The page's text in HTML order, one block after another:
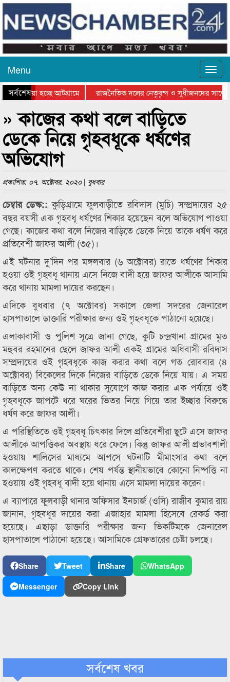
Menu
সর্বশেষ
যাওয়া হচ্ছে আটগ্রামে
রাজনৈতিক দলের নেতৃবৃন্দ ও সুধীজনদের সাথে
সিলেটে বাংলাদেশ গ্রুপ থিয়েটার
» কাজের কথা বলে বাড়িতে
ডেকে নিয়ে গৃহবধূকে ধর্ষণের
অভিযোগ
প্রকাশিত: ০৭. অক্টোবর. ২০২০ | বুধবার
চেম্বার ডেস্ক::কুড়িগ্রামে ফুলবাড়ীতে রবিদাস (মুচি) সম্প্রদায়ের ২৫
বছর বয়সী এক গৃহবধূ ধর্ষণের শিকার হয়েছেন বলে অভিযোগ পাওয়া
গেছে। কাজের কথা বলে নিজের বাড়িতে ডেকে নিয়ে তাকে ধর্ষণ করে
প্রতিবেশী জাফর আলী (৩৫)।
এই ঘটনার দু’দিন পর মঙ্গলবার (৬ অক্টোবর) রাতে ধর্ষণের শিকার
হওয়া ওই গৃহবধূ থানায় এসে নিজে বাদী হয়ে জাফর আলীকে আসামি
করে থানায় মামলা দায়ের করছেন।
এদিকে বুধবার (৭ অক্টোবর) সকালে জেলা সদরের জেনারেল
হাসপাতালে ডাক্তারি পরীক্ষার জন্য ওই গৃহবধূকে পাঠানো হয়েছে।
এলাকাবাসী ও পুলিশ সূত্রে জানা গেছে, কুটি চন্দ্রখানা গ্রামের মৃত
মহুবর রহমানের ছেলে জাফর আলী একই গ্রামের অধিবাসী রবিদাস
সম্প্রদায়ের ওই গৃহবধূকে কাজ করার কথা বলে গত রোববার (৪
অক্টোবর) বিকেলের দিকে নিজের বাড়িতে ডেকে নিয়ে যায়। এ সময়
বাড়িতে অন্য কেউ না থাকার সুযোগে কাজ করার এক পর্যায়ে ওই
গৃহবধূকে জাপটে ধরে ঘরের ভিতর নিয়ে গিয়ে তার ইচ্ছার বিরুদ্ধে
ধর্ষণ করে জাফর আলী।
এ পরিস্থিতিতে ওই গৃহবধূ চিৎকার দিলে প্রতিবেশীরা ছুটে এসে জাফর
আলীকে আপত্তিকর অবস্থায় ধরে ফেলে। কিন্তু জাফর আলী প্রভাবশালী
হওয়ায় শালিসের মাধ্যমে আপসে ঘটনাটি মীমাংসার কথা বলে
কালক্ষেপণ করতে থাকে। শেষ পর্যন্ত স্থানীয়ভাবে কোনো নিষ্পত্তি না
হওয়ায় ওই গৃহবধূ বাদী হয়ে থানায় এসে মামলা দায়ের করেন।
এ ব্যাপারে ফুলবাড়ী থানার অফিসার ইনচার্জ (ওসি) রাজীব কুমার রায়
জানান, গৃহবধূর দায়ের করা এজাহার মামলা হিসেবে রেকর্ড করা
হয়েছে। এছাড়া ডাক্তারি পরীক্ষার জন্য ভিকটিমকে জেনারেল
হাসপাতালে পাঠানো হয়েছে। আসামিকে গ্রেফতারের চেষ্টা চলছে।
Share Tweet Share
WhatsApp
Messenger
Copy Link
সর্বশেষ খবর